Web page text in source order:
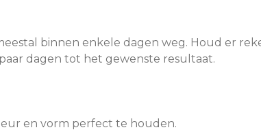
binnen enkele dagen weg. Houd er
dagen tot het gewenste resultaat.
en vorm perfect te houden.